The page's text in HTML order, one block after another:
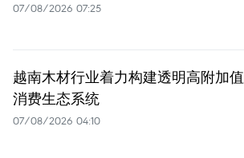
07/08/2026 07:25
越南木材行业着力构建透明高附加值
消费生态系统
07/08/2026 04:10